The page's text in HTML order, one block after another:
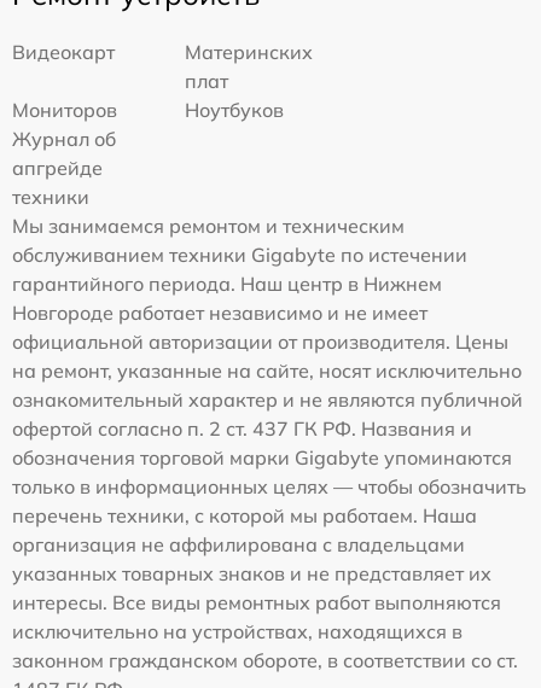
Видеокарт
Материнских
плат
Мониторов
Ноутбуков
Журнал об
апгрейде
техники
Мы занимаемся ремонтом и техническим
обслуживанием техники Gigabyte по истечении
гарантийного периода. Наш центр в Нижнем
Новгороде работает независимо и не имеет
официальной авторизации от производителя. Цены
на ремонт, указанные на сайте, носят исключительно
ознакомительный характер и не являются публичной
офертой согласно п. 2 ст. 437 ГК РФ. Названия и
обозначения торговой марки Gigabyte упоминаются
только в информационных целях — чтобы обозначить
перечень техники, с которой мы работаем. Наша
организация не аффилирована с владельцами
указанных товарных знаков и не представляет их
интересы. Все виды ремонтных работ выполняются
исключительно на устройствах, находящихся в
законном гражданском обороте, в соответствии со ст.